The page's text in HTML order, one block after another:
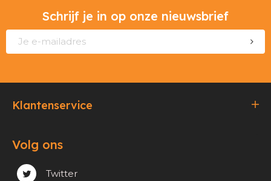
Schrijf je in op onze nieuwsbrief
Klantenservice
Verzending & Afhaling
Privacy & cookie beleid
Volg ons
Twitter